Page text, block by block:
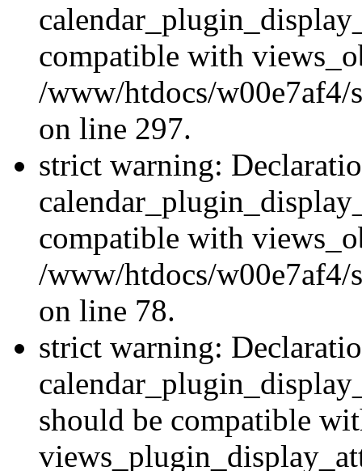
compatible with
/www/htdocs/w00e7af4/
on line 297.
strict warning:
compatible with
/www/htdocs/w00e7af4/
on line 78.
strict warning:
should be compatible